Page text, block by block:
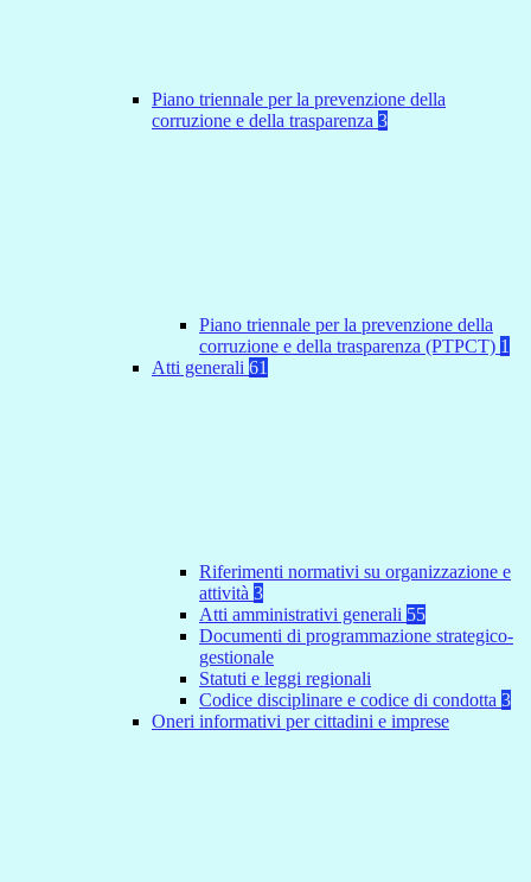
Piano triennale per la prevenzione della
corruzione e della trasparenza 3
Piano triennale per la prevenzione della
corruzione e della trasparenza (PTPCT) 1
Atti generali 61
Riferimenti normativi su organizzazione e
attività 3
Atti amministrativi generali 55
Documenti di programmazione strategico-
gestionale
Statuti e leggi regionali
Codice disciplinare e codice di condotta 3
Oneri informativi per cittadini e imprese